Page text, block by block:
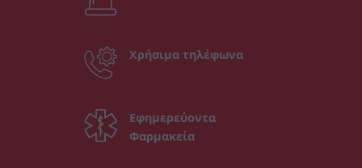
Χρήσιμα τηλέφωνα
Εφημερεύοντα
Φαρμακεία